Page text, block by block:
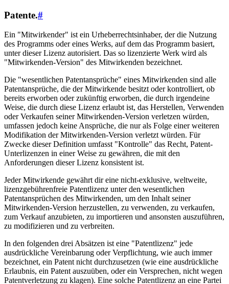
Patente.#
Ein "Mitwirkender" ist ein Urheberrechtsinhaber, der die Nutzung
des Programms oder eines Werks, auf dem das Programm basiert,
unter dieser Lizenz autorisiert. Das so lizenzierte Werk wird als
"Mitwirkenden-Version" des Mitwirkenden bezeichnet.
Die "wesentlichen Patentansprüche" eines Mitwirkenden sind alle
Patentansprüche, die der Mitwirkende besitzt oder kontrolliert, ob
bereits erworben oder zukünftig erworben, die durch irgendeine
Weise, die durch diese Lizenz erlaubt ist, das Herstellen, Verwenden
oder Verkaufen seiner Mitwirkenden-Version verletzen würden,
umfassen jedoch keine Ansprüche, die nur als Folge einer weiteren
Modifikation der Mitwirkenden-Version verletzt würden. Für
Zwecke dieser Definition umfasst "Kontrolle" das Recht, Patent-
Unterlizenzen in einer Weise zu gewähren, die mit den
Anforderungen dieser Lizenz konsistent ist.
Jeder Mitwirkende gewährt dir eine nicht-exklusive, weltweite,
lizenzgebührenfreie Patentlizenz unter den wesentlichen
Patentansprüchen des Mitwirkenden, um den Inhalt seiner
Mitwirkenden-Version herzustellen, zu verwenden, zu verkaufen,
zum Verkauf anzubieten, zu importieren und ansonsten auszuführen,
zu modifizieren und zu verbreiten.
In den folgenden drei Absätzen ist eine "Patentlizenz" jede
ausdrückliche Vereinbarung oder Verpflichtung, wie auch immer
bezeichnet, ein Patent nicht durchzusetzen (wie eine ausdrückliche
Erlaubnis, ein Patent auszuüben, oder ein Versprechen, nicht wegen
Patentverletzung zu klagen). Eine solche Patentlizenz an eine Partei